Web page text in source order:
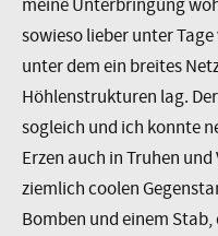
sowieso lieber unter
unter dem ein breites
Höhlenstrukturen lag.
sogleich und ich konnte
Erzen auch in Truhen
ziemlich coolen
Bomben und einem